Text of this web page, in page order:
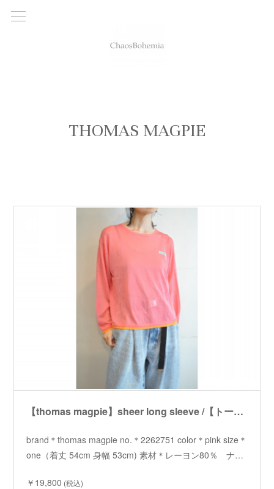
THOMAS MAGPIE
【thomas magpie】sheer long sleeve /【トーマスマグパイ】シアーロングスリーブ
brand＊thomas magpie no.＊2262751 color＊pink size＊
one（着丈 54cm 身幅 53cm) 素材＊レーヨン80％ ナ…
￥19,800 (税込)